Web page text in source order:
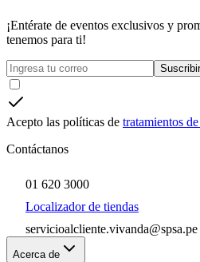
¡Entérate de eventos exclusivos y
tenemos para ti!
Acepto las políticas de tratamientos
Contáctanos
01 620 3000
Localizador de tiendas
servicioalcliente.vivanda@spsa.pe
Acerca de